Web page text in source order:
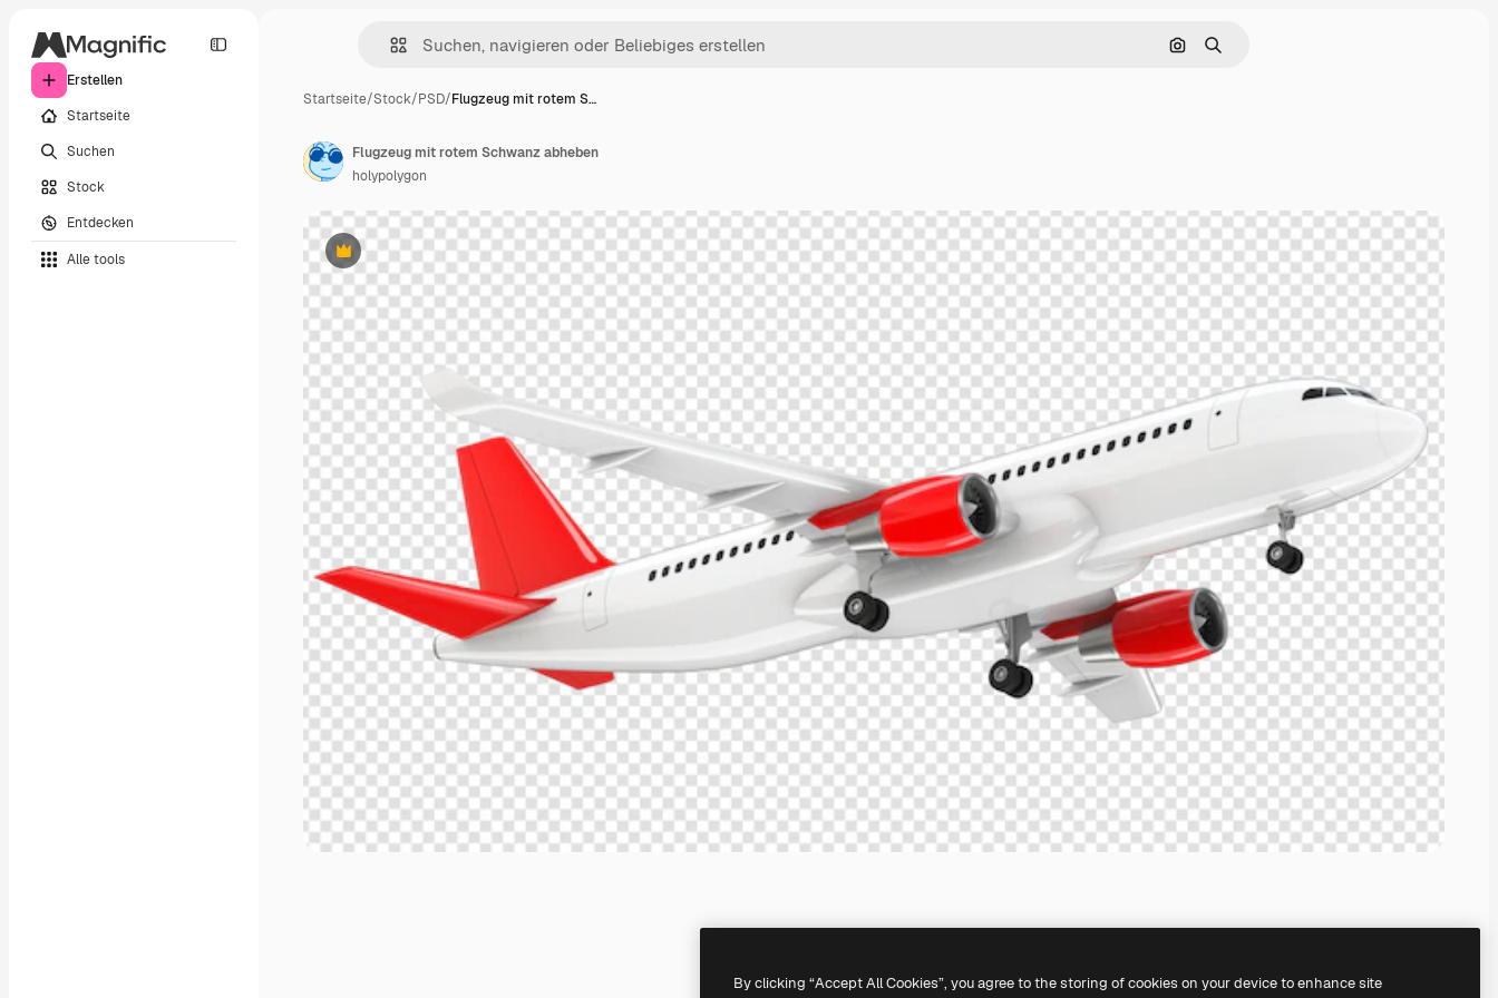
Erstellen
Startseite
Suchen
Stock
Entdecken
Alle tools
Nach Bild suchen
Suchen
Startseite/Stock/PSD/Flugzeug mit rotem S…
Premium
Flugzeug mit rotem Schwanz abheben
holypolygon
By clicking “Accept All Cookies”, you agree to the storing of cookies on your device to enhance site